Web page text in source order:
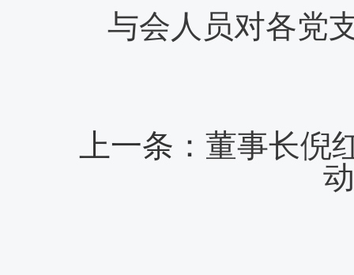
与会人员对各党
上一条： 董事长倪
动